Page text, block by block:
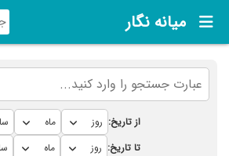
میانه نگار
از تاریخ:
تا تاریخ: